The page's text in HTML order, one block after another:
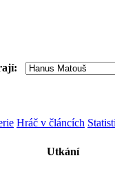
Hráč v článcích
Utkání